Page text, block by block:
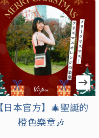
【日本官方】充滿可愛
與溫馨的浪漫季節到